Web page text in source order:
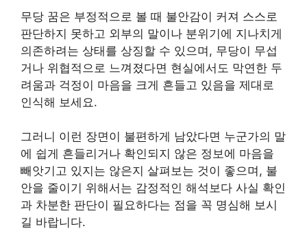
무당 꿈은 부정적으로 볼 때 불안감이 커져 스스로
판단하지 못하고 외부의 말이나 분위기에 지나치게
의존하려는 상태를 상징할 수 있으며, 무당이 무섭
거나 위협적으로 느껴졌다면 현실에서도 막연한 두
려움과 걱정이 마음을 크게 흔들고 있음을 제대로
인식해 보세요.
그러니 이런 장면이 불편하게 남았다면 누군가의 말
에 쉽게 흔들리거나 확인되지 않은 정보에 마음을
빼앗기고 있지는 않은지 살펴보는 것이 좋으며, 불
안을 줄이기 위해서는 감정적인 해석보다 사실 확인
과 차분한 판단이 필요하다는 점을 꼭 명심해 보시
길 바랍니다.